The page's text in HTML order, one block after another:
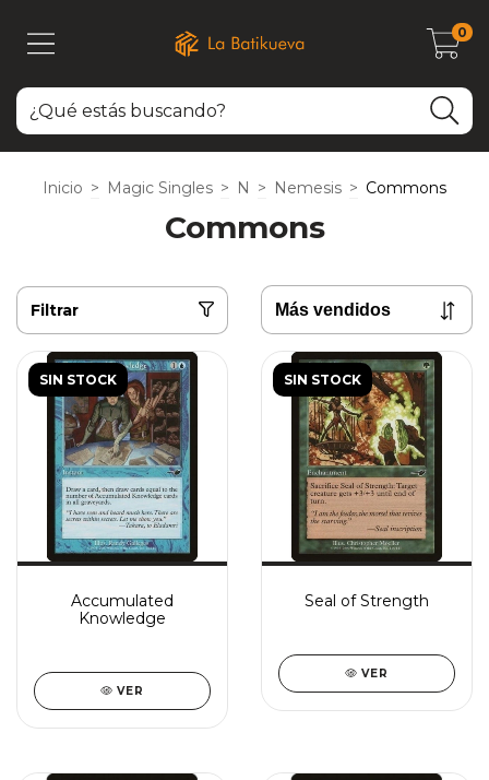
0
Inicio > Magic Singles > N > Nemesis > Commons
Commons
Filtrar
SIN STOCK
Accumulated
Knowledge
VER
SIN STOCK
Seal of Strength
VER